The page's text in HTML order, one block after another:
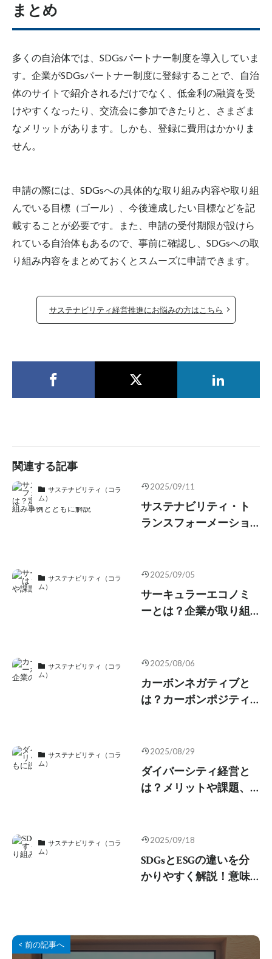
まとめ
多くの自治体では、SDGsパートナー制度を導入していま
す。企業がSDGsパートナー制度に登録することで、自治
体のサイトで紹介されるだけでなく、低金利の融資を受
けやすくなったり、交流会に参加できたりと、さまざま
なメリットがあります。しかも、登録に費用はかかりま
せん。
申請の際には、SDGsへの具体的な取り組み内容や取り組
んでいる目標（ゴール）、今後達成したい目標などを記
載することが必要です。また、申請の受付期限が設けら
れている自治体もあるので、事前に確認し、SDGsへの取
り組み内容をまとめておくとスムーズに申請できます。
サステナビリティ経営推進にお悩みの方はこちら
関連する記事
サステナビリティ（コラ
ム）
2025/09/11
サステナビリティ・ト
ランスフォーメーショ
組み事例とともに解説
サステナビリティ（コラ
ム）
2025/09/05
サーキュラーエコノミ
ーとは？企業が取り組
サステナビリティ（コラ
ム）
2025/08/06
カーボンネガティブと
は？カーボンポジティ
サステナビリティ（コラ
ム）
2025/08/29
ダイバーシティ経営と
は？メリットや課題、
サステナビリティ（コラ
ム）
2025/09/18
SDGsとESGの違いを分
かりやすく解説！意味
< 前の記事へ